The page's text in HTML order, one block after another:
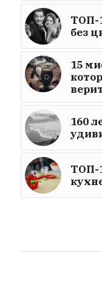
ТОП-
без
15
160
ТОП-